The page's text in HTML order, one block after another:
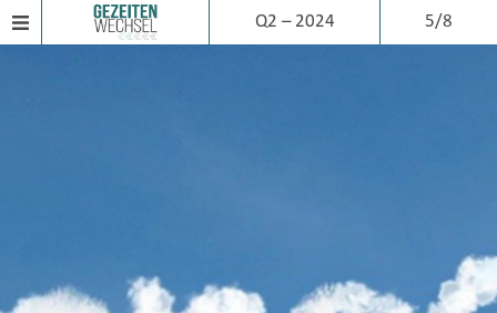
Q2 – 2024 5/8